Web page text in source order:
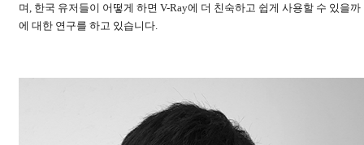
며, 한국 유저들이 어떻게 하면 V-Ray에 더 친숙하고 쉽게 사용할 수 있을까
에 대한 연구를 하고 있습니다.